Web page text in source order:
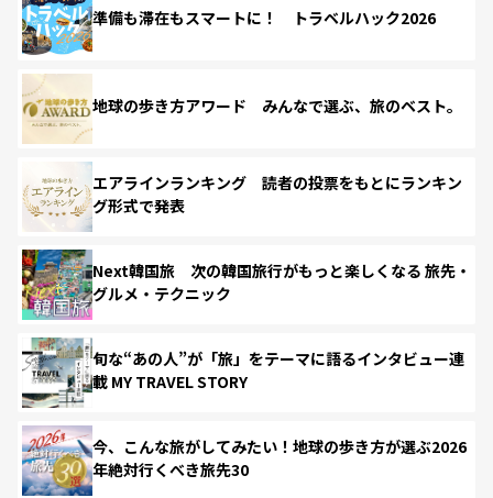
準備も滞在もスマートに！ トラベルハック2026
地球の歩き方アワード みんなで選ぶ、旅のベスト。
エアラインランキング 読者の投票をもとにランキン
グ形式で発表
Next韓国旅 次の韓国旅行がもっと楽しくなる 旅先・
グルメ・テクニック
旬な“あの人”が「旅」をテーマに語るインタビュー連
載 MY TRAVEL STORY
今、こんな旅がしてみたい！地球の歩き方が選ぶ2026
年絶対行くべき旅先30